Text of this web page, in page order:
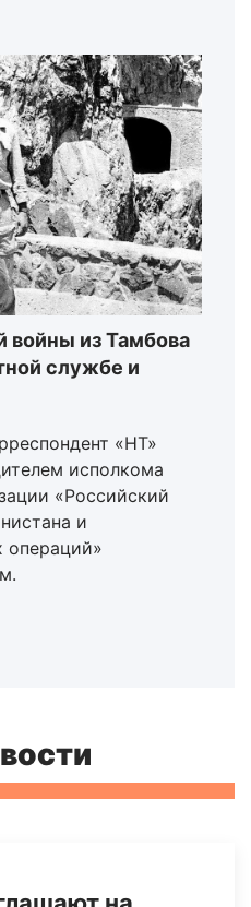
войны из Тамбова
службе и
«НТ»
исполкома
«Российский
и
операций»